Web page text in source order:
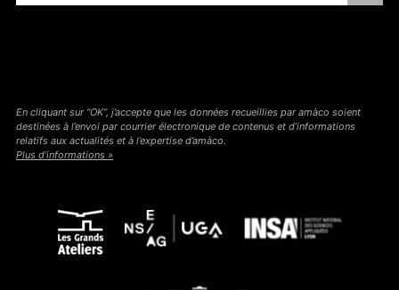
En cliquant sur “OK”, j’accepte que les données recueillies par amàco soient
destinées à l’envoi par courrier électronique de contenus et d’informations
relatifs aux actualités et à l’expertise d’amàco.
Plus d’informations »